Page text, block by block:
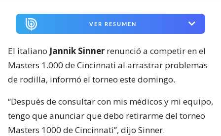
VER RESUMEN
El italiano Jannik Sinner renunció a competir en el
Masters 1.000 de Cincinnati al arrastrar problemas
de rodilla, informó el torneo este domingo.
“Después de consultar con mis médicos y mi equipo,
tengo que anunciar que debo retirarme del torneo
Masters 1000 de Cincinnati”, dijo Sinner.